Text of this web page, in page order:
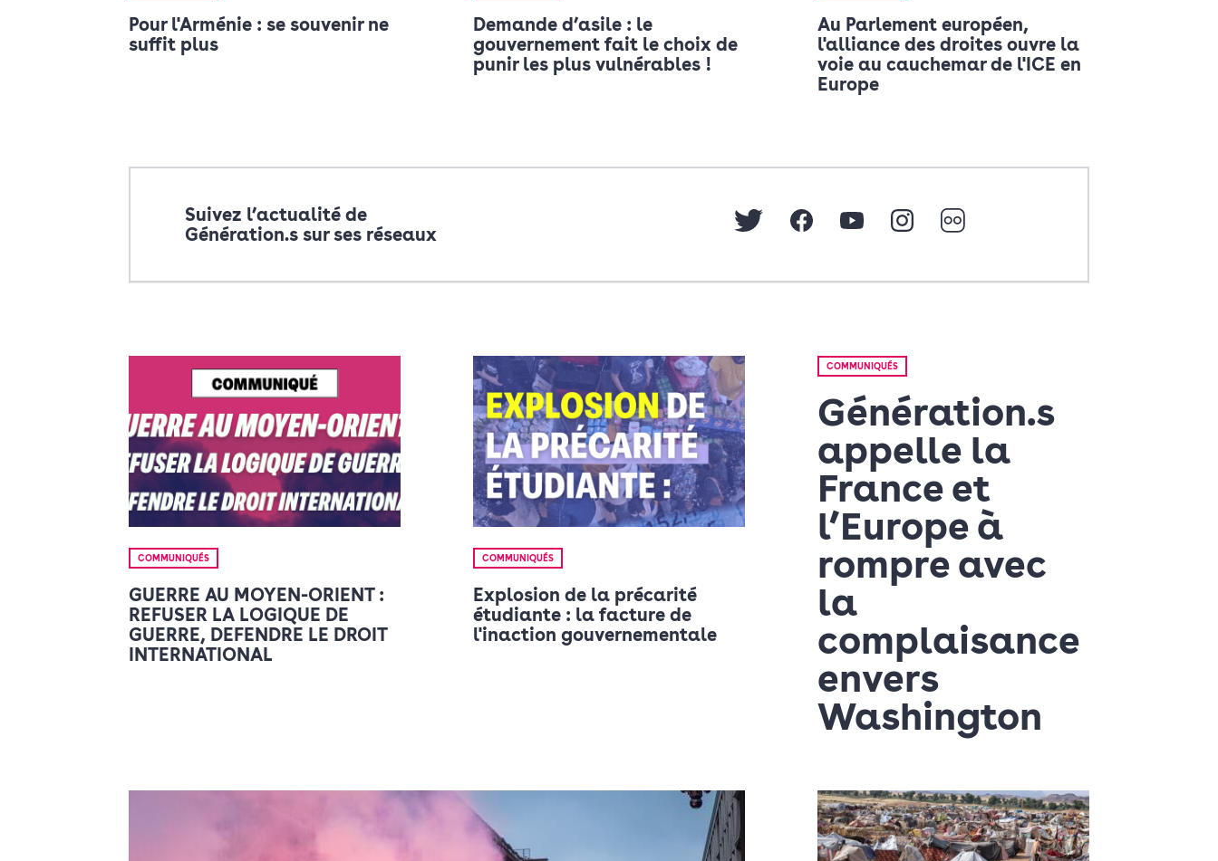
Pour l'Arménie : se souvenir ne
suffit plus
Demande d’asile : le
gouvernement fait le choix de
punir les plus vulnérables !
Au Parlement européen,
l'alliance des droites ouvre la
voie au cauchemar de l'ICE en
Europe
Suivez l’actualité de
Génération.s sur ses réseaux
COMMUNIQUÉS
GUERRE AU MOYEN-ORIENT :
REFUSER LA LOGIQUE DE
GUERRE, DEFENDRE LE DROIT
INTERNATIONAL
COMMUNIQUÉS
Explosion de la précarité
étudiante : la facture de
l'inaction gouvernementale
COMMUNIQUÉS
Génération.s
appelle la
France et
l’Europe à
rompre avec
la
complaisance
envers
Washington